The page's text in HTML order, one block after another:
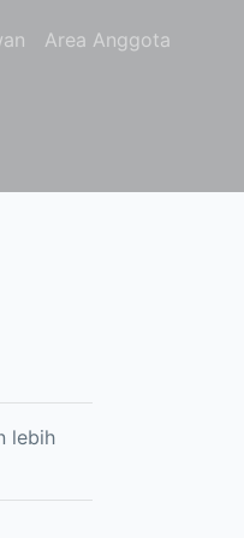
Area Anggota
lebih